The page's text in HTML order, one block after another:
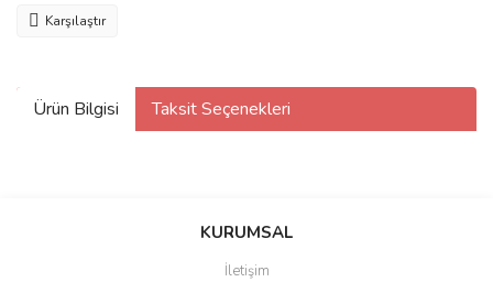
Karşılaştır
Ürün Bilgisi Taksit Seçenekleri
KURUMSAL
İletişim